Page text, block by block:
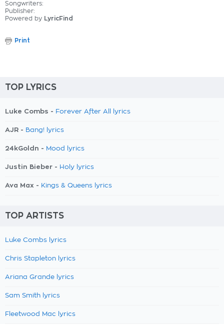
Songwriters:
Publisher:
Powered by LyricFind
Print
TOP LYRICS
Luke Combs - Forever After All lyrics
AJR - Bang! lyrics
24kGoldn - Mood lyrics
Justin Bieber - Holy lyrics
Ava Max - Kings & Queens lyrics
TOP ARTISTS
Luke Combs lyrics
Chris Stapleton lyrics
Ariana Grande lyrics
Sam Smith lyrics
Fleetwood Mac lyrics